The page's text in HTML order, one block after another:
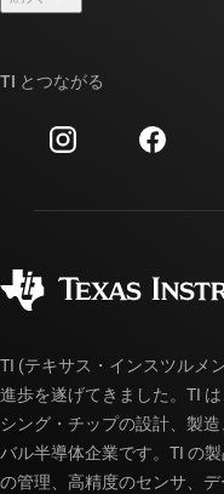
イベント
投資家向け情報
TI E2E™ 設計サポート
クロスリファレンス検索
カスタマー・サポート
myTI アカウントの
ご注文に関する FAQ
TI とつながる
TI (テキサス・インスツルメ
進歩を遂げてきました。TI
シング・チップの設計、製
バル半導体企業です。TI の
の管理、高精度のセンサ、